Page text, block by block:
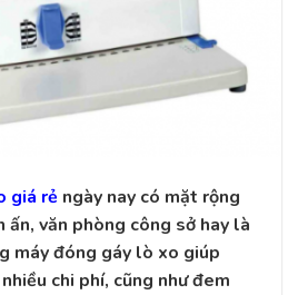
giá rẻ ngày nay có mặt rộng
ấn, văn phòng công sở hay là
máy đóng gáy lò xo giúp
chi phí, cũng như đem